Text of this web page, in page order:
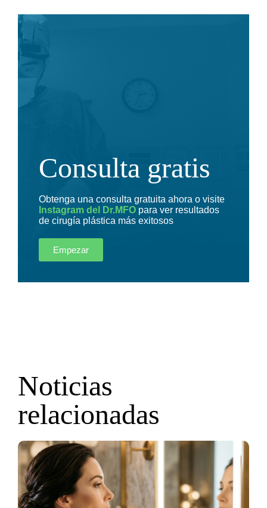
Consulta gratis
Obtenga una consulta gratuita ahora o visite
Instagram del Dr.MFO para ver resultados
de cirugía plástica más exitosos
Empezar
Noticias
relacionadas